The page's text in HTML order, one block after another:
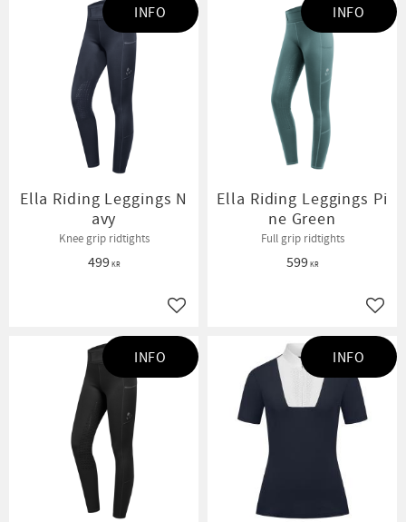
Ella Riding Leggings N
avy
Knee grip ridtights
499KR
Lägg till i favoriter
INFO
Ella Riding Leggings Pi
ne Green
Full grip ridtights
599KR
INFO
INFO INFO